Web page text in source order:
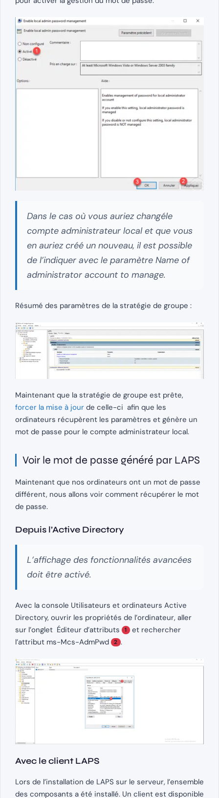
Dans le cas où vous auriez changéle
compte administrateur local et que vous
en auriez créé un nouveau, il est possible
de l’indiquer avec le paramètre Name of
administrator account to manage.
Résumé des paramètres de la stratégie de groupe :
Maintenant que la stratégie de groupe est prête,
forcer la mise à jour de celle-ci afin que les
ordinateurs récupèrent les paramètres et génère un
mot de passe pour le compte administrateur local.
Voir le mot de passe généré par LAPS
Maintenant que nos ordinateurs ont un mot de passe
différent, nous allons voir comment récupérer le mot
de passe.
Depuis l’Active Directory
L’affichage des fonctionnalités avancées
doit être activé.
Avec la console Utilisateurs et ordinateurs Active
Directory, ouvrir les propriétés de l’ordinateur, aller
sur l’onglet Éditeur d’attributs
1 et rechercher
l’attribut ms-Mcs-AdmPwd
2 .
Avec le client LAPS
Lors de l’installation de LAPS sur le serveur, l’ensemble
des composants a été installé. Un client est disponible